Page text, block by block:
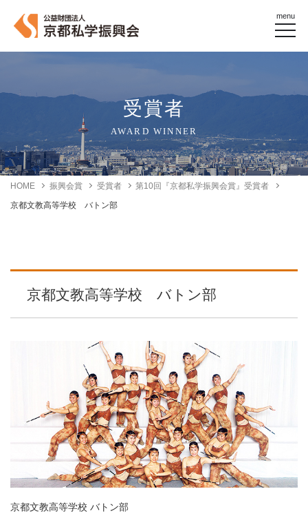
menu
受賞者
AWARD WINNER
HOME 振興会賞 受賞者
第10回『京都私学振興会賞』受賞者
京都文教高等学校 バトン部
京都文教高等学校 バトン部
京都文教高等学校 バトン部